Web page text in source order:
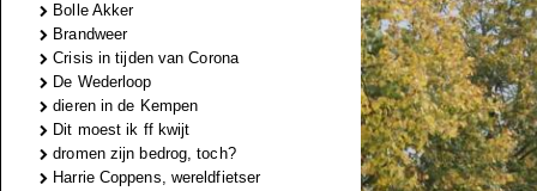
Bolle Akker
Brandweer
Crisis in tijden van Corona
De Wederloop
dieren in de Kempen
Dit moest ik ff kwijt
dromen zijn bedrog, toch?
Harrie Coppens, wereldfietser